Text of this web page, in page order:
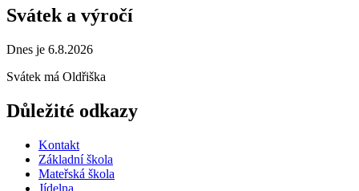
Svátek a výročí
Dnes je 6.8.2026
Svátek má Oldřiška
Důležité odkazy
Kontakt
Základní škola
Mateřská škola
Jídelna